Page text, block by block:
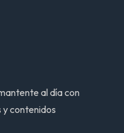
al día con
contenidos